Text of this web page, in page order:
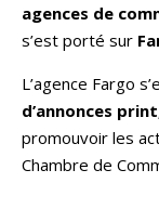
agences de
s’est porté sur
L’agence Fargo
d’annonces
promouvoir les
Chambre de